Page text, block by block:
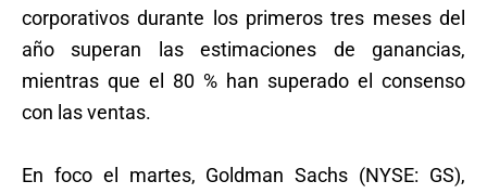
corporativos durante los primeros tres meses del
año superan las estimaciones de ganancias,
mientras que el 80 % han superado el consenso
con las ventas.
En foco el martes, Goldman Sachs (NYSE: GS),